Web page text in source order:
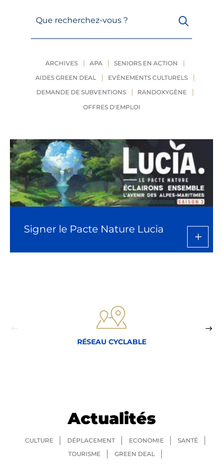
Que recherchez-vous ?
ARCHIVES APA
SENIORS EN ACTION
AIDES GREEN DEAL
EVÈNEMENTS CULTURELS
DEMANDE DE SUBVENTIONS
RANDOXYGÈNE
OFFRES D'EMPLOI
Signer le Pacte Nature Lucia
RÉSEAU CYCLABLE
Actualités
CULTURE DÉPLACEMENT ECONOMIE
SANTÉ
TOURISME
GREEN DEAL